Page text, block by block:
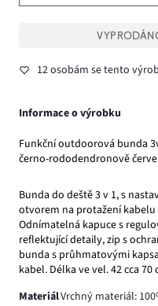
12 osobám se tento
Informace o výrobku
Funkční outdoorová bunda
černo-rododendronově
Bunda do deště 3 v 1, s
otvorem na protažení
Odnímatelná kapuce s
reflektující detaily, zip s
bunda s průhmatovými
kabel. Délka ve vel. 42 cca 70
MateriálVrchný materiál: